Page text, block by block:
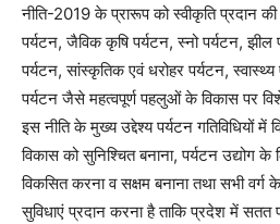
नीति-2019 के प्रारूप को स्वीकृति प्रदान
पर्यटन, जैविक कृषि पर्यटन, स्नो पर्यटन, झील
पर्यटन, सांस्कृतिक एवं धरोहर पर्यटन,
पर्यटन जैसे महत्वपूर्ण पहलुओं के विकास पर
इस नीति के मुख्य उद्देश्य पर्यटन गतिविधियों में
विकास को सुनिश्चित बनाना, पर्यटन उद्योग
विकसित करना व सक्षम बनाना तथा सभी
सुविधाएं प्रदान करना है ताकि प्रदेश में सतत